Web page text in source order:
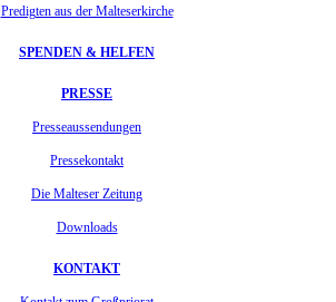
Predigten aus der Malteserkirche
SPENDEN & HELFEN
PRESSE
Presseaussendungen
Pressekontakt
Die Malteser Zeitung
Downloads
KONTAKT